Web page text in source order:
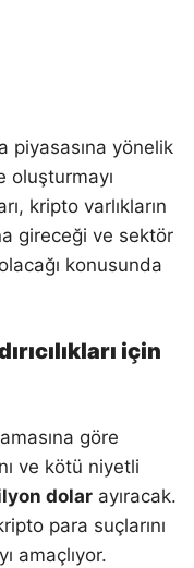
piyasasına yönelik
oluşturmayı
kripto varlıkların
gireceği ve sektör
konusunda
için
göre
ve kötü niyetli
dolar ayıracak.
para suçlarını
amaçlıyor.